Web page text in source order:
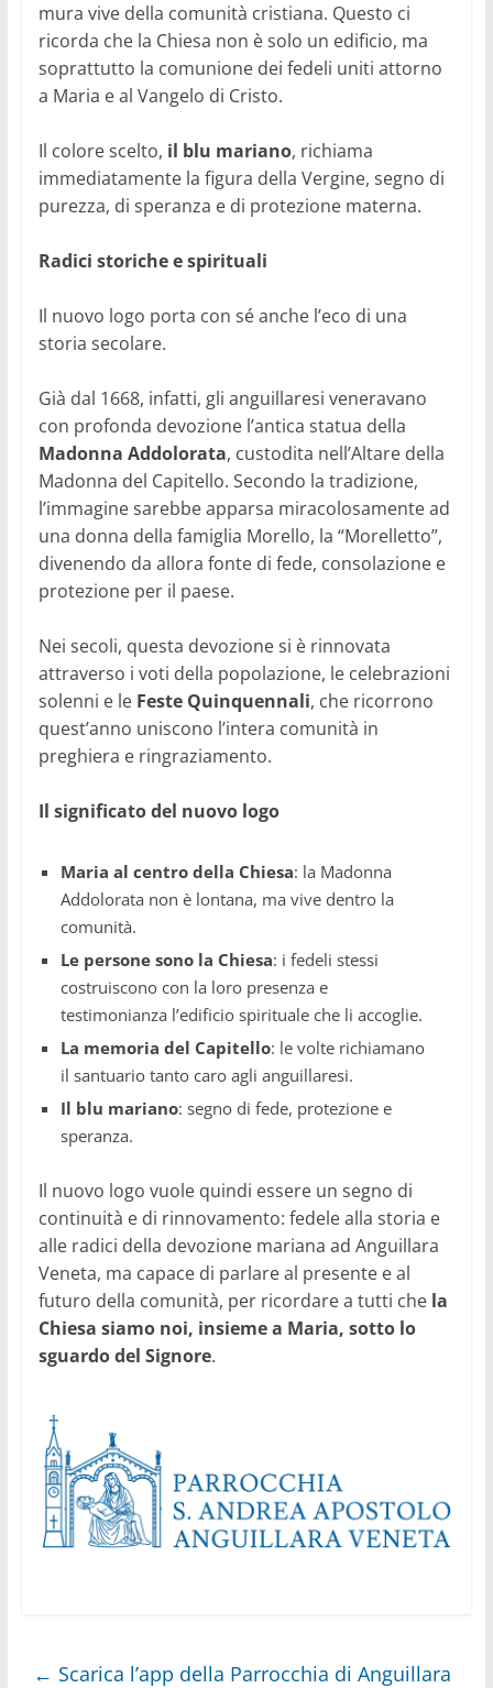
mura vive della comunità cristiana. Questo ci
ricorda che la Chiesa non è solo un edificio, ma
soprattutto la comunione dei fedeli uniti attorno
a Maria e al Vangelo di Cristo.
Il colore scelto, il blu mariano, richiama
immediatamente la figura della Vergine, segno di
purezza, di speranza e di protezione materna.
Radici storiche e spirituali
Il nuovo logo porta con sé anche l’eco di una
storia secolare.
Già dal 1668, infatti, gli anguillaresi veneravano
con profonda devozione l’antica statua della
Madonna Addolorata, custodita nell’Altare della
Madonna del Capitello. Secondo la tradizione,
l’immagine sarebbe apparsa miracolosamente ad
una donna della famiglia Morello, la “Morelletto”,
divenendo da allora fonte di fede, consolazione e
protezione per il paese.
Nei secoli, questa devozione si è rinnovata
attraverso i voti della popolazione, le celebrazioni
solenni e le Feste Quinquennali, che ricorrono
quest’anno uniscono l’intera comunità in
preghiera e ringraziamento.
Il significato del nuovo logo
Maria al centro della Chiesa: la Madonna
Addolorata non è lontana, ma vive dentro la
comunità.
Le persone sono la Chiesa: i fedeli stessi
costruiscono con la loro presenza e
testimonianza l’edificio spirituale che li accoglie.
La memoria del Capitello: le volte richiamano
il santuario tanto caro agli anguillaresi.
Il blu mariano: segno di fede, protezione e
speranza.
Il nuovo logo vuole quindi essere un segno di
continuità e di rinnovamento: fedele alla storia e
alle radici della devozione mariana ad Anguillara
Veneta, ma capace di parlare al presente e al
futuro della comunità, per ricordare a tutti che la
Chiesa siamo noi, insieme a Maria, sotto lo
sguardo del Signore.
← Scarica l’app della Parrocchia di Anguillara